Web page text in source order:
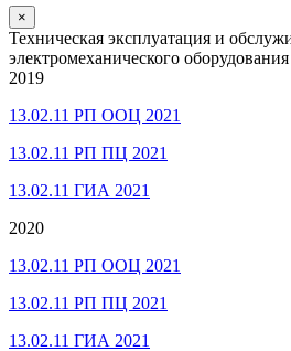
×
Техническая эксплуатация и
электромеханического
2019
13.02.11 РП ООЦ 2021
13.02.11 РП ПЦ 2021
13.02.11 ГИА 2021
2020
13.02.11 РП ООЦ 2021
13.02.11 РП ПЦ 2021
13.02.11 ГИА 2021